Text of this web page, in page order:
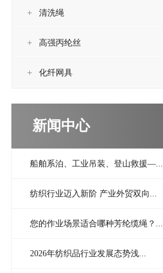
清洗绳
高强丙纶丝
化纤网具
新闻中心
船舶系泊、工业吊装、登山救援—...
纺织行业迈入新阶 产业外贸双向...
您的作业场景适合哪种芳纶缆绳？...
2026年纺织品行业发展态势浅...